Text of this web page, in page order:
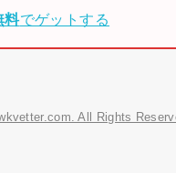
料でゲットする
All Rights